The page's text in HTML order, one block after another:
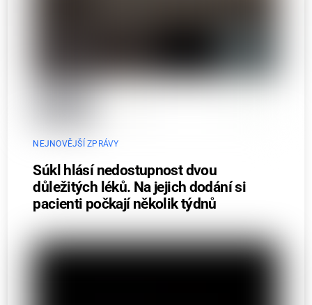
NEJNOVĚJŠÍ ZPRÁVY
Súkl hlásí nedostupnost dvou
důležitých léků. Na jejich dodání si
pacienti počkají několik týdnů